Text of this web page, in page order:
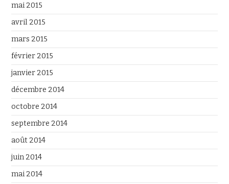
mai 2015
avril 2015
mars 2015
février 2015
janvier 2015
décembre 2014
octobre 2014
septembre 2014
août 2014
juin 2014
mai 2014